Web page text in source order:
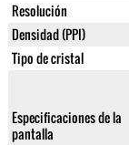
Resolución
Densidad (PPI)
Tipo de cristal
Especificaciones de la
pantalla